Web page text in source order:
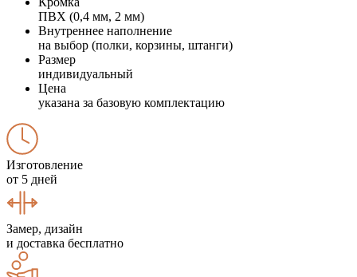
ПВХ (0,4 мм, 2 мм)
Внутреннее наполнение
на выбор (полки, корзины, штанги)
Размер
индивидуальный
Цена
указана за базовую комплектацию
Изготовление
от 5 дней
Замер, дизайн
и доставка бесплатно